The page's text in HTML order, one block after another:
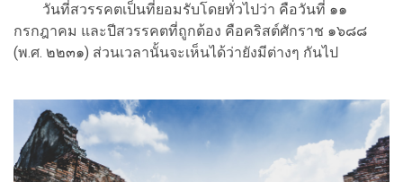
วันที่สวรรคตเป็นที่ยอมรับโดยทั่วไปว่า คือวันที่ ๑๑
กรกฎาคม และปีสวรรคตที่ถูกต้อง คือคริสต์ศักราช ๑๖๘๘
(พ.ศ. ๒๒๓๑) ส่วนเวลานั้นจะเห็นได้ว่ายังมีต่างๆ กันไป